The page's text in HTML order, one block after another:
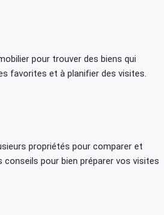
pour trouver des biens qui
favorites et à planifier des visites.
propriétés pour comparer et
pour bien préparer vos visites